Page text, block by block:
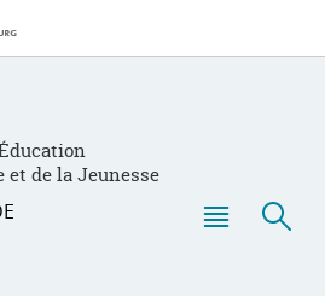
et de la Jeunesse